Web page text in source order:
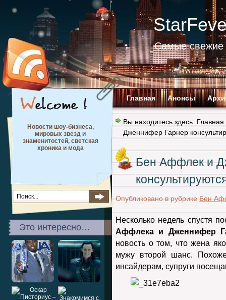
Самые свежие
Главная Анонсы
Новости шоу-бизнеса,
мировых звезд и
знаменитостей, светская
хроника и мода
Это интересно…
Вы находитесь здесь: Главная
Дженнифер Гарнер
Бен Аффлек и
Опубликовано в рубрике Бен
Несколько недель спустя
Аффлека и Дженнифер
новость о том, что жена
мужу второй шанс.
инсайдерам, супруги